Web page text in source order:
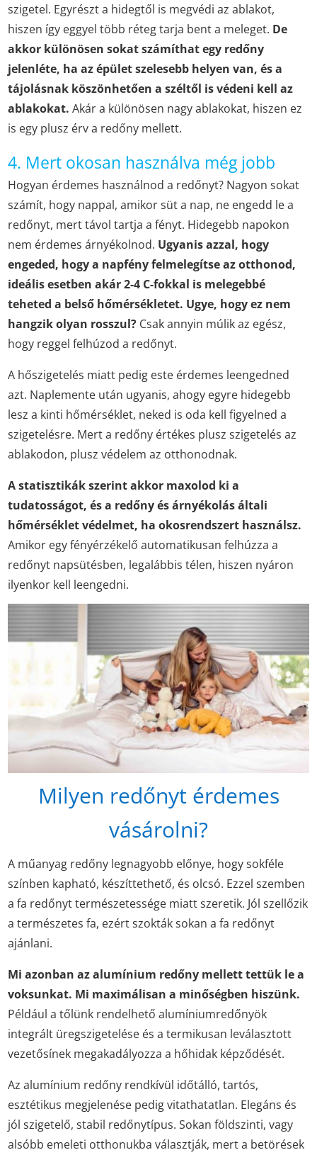
szigetel. Egyrészt a hidegtől is megvédi az ablakot,
hiszen így eggyel több réteg tarja bent a meleget. De
akkor különösen sokat számíthat egy redőny
jelenléte, ha az épület szelesebb helyen van, és a
tájolásnak köszönhetően a széltől is védeni kell az
ablakokat. Akár a különösen nagy ablakokat, hiszen ez
is egy plusz érv a redőny mellett.
4. Mert okosan használva még jobb
Hogyan érdemes használnod a redőnyt? Nagyon sokat
számít, hogy nappal, amikor süt a nap, ne engedd le a
redőnyt, mert távol tartja a fényt. Hidegebb napokon
nem érdemes árnyékolnod. Ugyanis azzal, hogy
engeded, hogy a napfény felmelegítse az otthonod,
ideális esetben akár 2-4 C-fokkal is melegebbé
teheted a belső hőmérsékletet. Ugye, hogy ez nem
hangzik olyan rosszul? Csak annyin múlik az egész,
hogy reggel felhúzod a redőnyt.
A hőszigetelés miatt pedig este érdemes leengedned
azt. Naplemente után ugyanis, ahogy egyre hidegebb
lesz a kinti hőmérséklet, neked is oda kell figyelned a
szigetelésre. Mert a redőny értékes plusz szigetelés az
ablakodon, plusz védelem az otthonodnak.
A statisztikák szerint akkor maxolod ki a
tudatosságot, és a redőny és árnyékolás általi
hőmérséklet védelmet, ha okosrendszert használsz.
Amikor egy fényérzékelő automatikusan felhúzza a
redőnyt napsütésben, legalábbis télen, hiszen nyáron
ilyenkor kell leengedni.
Milyen redőnyt érdemes
vásárolni?
A műanyag redőny legnagyobb előnye, hogy sokféle
színben kapható, készíttethető, és olcsó. Ezzel szemben
a fa redőnyt természetessége miatt szeretik. Jól szellőzik
a természetes fa, ezért szokták sokan a fa redőnyt
ajánlani.
Mi azonban az alumínium redőny mellett tettük le a
voksunkat. Mi maximálisan a minőségben hiszünk.
Például a tőlünk rendelhető alumíniumredőnyök
integrált üregszigetelése és a termikusan leválasztott
vezetősínek megakadályozza a hőhidak képződését.
Az alumínium redőny rendkívül időtálló, tartós,
esztétikus megjelenése pedig vitathatatlan. Elegáns és
jól szigetelő, stabil redőnytípus. Sokan földszinti, vagy
alsóbb emeleti otthonukba választják, mert a betörések